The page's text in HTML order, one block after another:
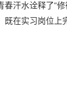
春汗水诠释了“
在实习岗位